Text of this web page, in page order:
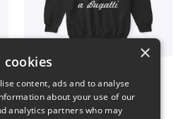
×
cookies
content, ads and to analyse
about your use of our
analytics partners who may